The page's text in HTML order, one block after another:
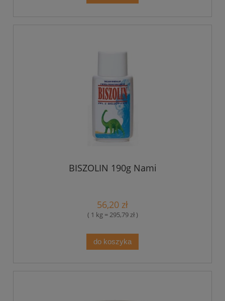
BISZOLIN 190g Nami
56,20 zł
( 1 kg = 295,79 zł )
do koszyka